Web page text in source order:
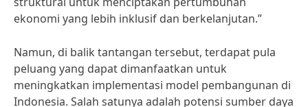
ekonomi yang lebih inklusif dan berkelanjutan.”
Namun, di balik tantangan tersebut, terdapat pula
peluang yang dapat dimanfaatkan untuk
meningkatkan implementasi model pembangunan di
Indonesia. Salah satunya adalah potensi sumber daya